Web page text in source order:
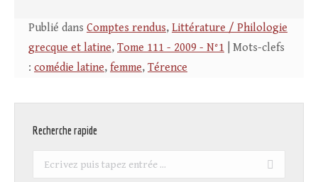
Publié dans Comptes rendus, Littérature / Philologie
grecque et latine, Tome 111 - 2009 - N°1 | Mots-clefs
: comédie latine, femme, Térence
Recherche rapide
Recherche